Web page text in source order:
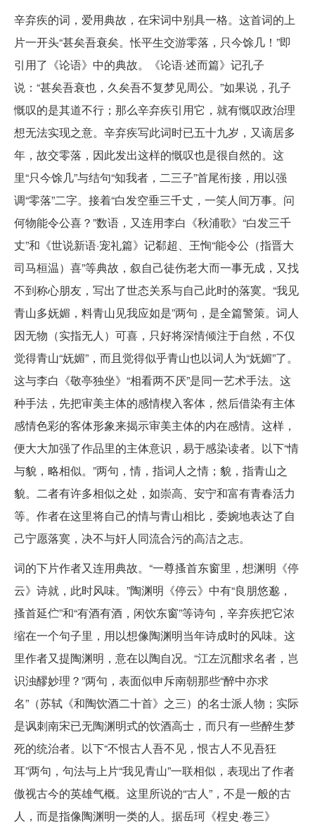
辛弃疾的词，爱用典故，在宋词中别具一格。这首词的上
片一开头“甚矣吾衰矣。怅平生交游零落，只今馀几！”即
引用了《论语》中的典故。《论语·述而篇》记孔子
说：“甚矣吾衰也，久矣吾不复梦见周公。”如果说，孔子
慨叹的是其道不行；那么辛弃疾引用它，就有慨叹政治理
想无法实现之意。辛弃疾写此词时已五十九岁，又谪居多
年，故交零落，因此发出这样的慨叹也是很自然的。这
里“只今馀几”与结句“知我者，二三子”首尾衔接，用以强
调“零落”二字。接着“白发空垂三千丈，一笑人间万事。问
何物能令公喜？”数语，又连用李白《秋浦歌》“白发三千
丈”和《世说新语·宠礼篇》记郗超、王恂“能令公（指晋大
司马桓温）喜”等典故，叙自己徒伤老大而一事无成，又找
不到称心朋友，写出了世态关系与自己此时的落寞。“我见
青山多妩媚，料青山见我应如是”两句，是全篇警策。词人
因无物（实指无人）可喜，只好将深情倾注于自然，不仅
觉得青山“妩媚”，而且觉得似乎青山也以词人为“妩媚”了。
这与李白《敬亭独坐》“相看两不厌”是同一艺术手法。这
种手法，先把审美主体的感情楔入客体，然后借染有主体
感情色彩的客体形象来揭示审美主体的内在感情。这样，
便大大加强了作品里的主体意识，易于感染读者。以下“情
与貌，略相似。”两句，情，指词人之情；貌，指青山之
貌。二者有许多相似之处，如崇高、安宁和富有青春活力
等。作者在这里将自己的情与青山相比，委婉地表达了自
己宁愿落寞，决不与奸人同流合污的高洁之志。
词的下片作者又连用典故。“一尊搔首东窗里，想渊明《停
云》诗就，此时风味。”陶渊明《停云》中有“良朋悠邈，
搔首延伫”和“有酒有酒，闲饮东窗”等诗句，辛弃疾把它浓
缩在一个句子里，用以想像陶渊明当年诗成时的风味。这
里作者又提陶渊明，意在以陶自况。“江左沉酣求名者，岂
识浊醪妙理？”两句，表面似申斥南朝那些“醉中亦求
名”（苏轼《和陶饮酒二十首》之三）的名士派人物；实际
是讽刺南宋已无陶渊明式的饮酒高士，而只有一些醉生梦
死的统治者。以下“不恨古人吾不见，恨古人不见吾狂
耳”两句，句法与上片“我见青山”一联相似，表现出了作者
傲视古今的英雄气概。这里所说的“古人”，不是一般的古
人，而是指像陶渊明一类的人。据岳珂《桯史·卷三》